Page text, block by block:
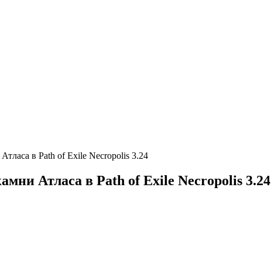
в Path of Exile Necropolis 3.24
Атласа в Path of Exile Necropolis 3.24